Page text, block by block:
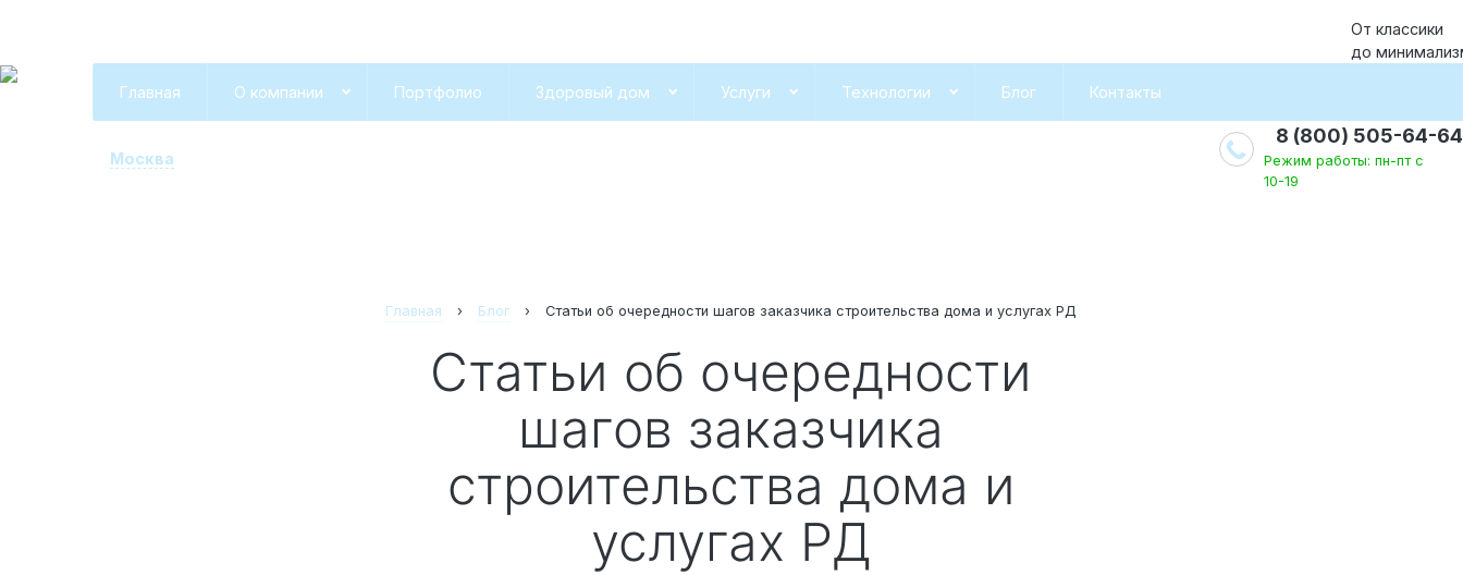
От классики
до
Главная О компании Портфолио Здоровый дом Услуги Технологии Блог Контакты
Москва
8 (800) 505-64-64
Режим работы: пн-пт с
10-19
Главная › Блог › Статьи об очередности шагов заказчика строительства дома и услугах РД
Статьи об очередности
шагов заказчика
строительства дома и
услугах РД